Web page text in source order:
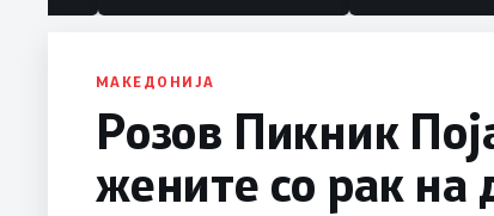
МАКЕДОНИЈА
Розов Пикник
жените со рак на